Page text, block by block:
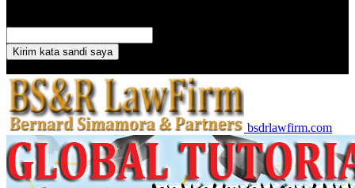
bsdrlawfirm.com